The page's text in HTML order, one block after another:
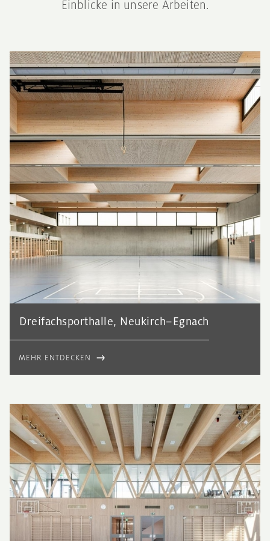
Einblicke in unsere Arbeiten.
Dreifachsporthalle, Neukirch–Egnach
MEHR ENTDECKEN